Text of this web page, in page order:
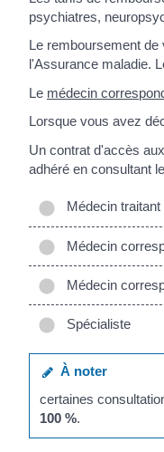
psychiatres,
Le remboursement
l'Assurance maladie.
Le médecin
Lorsque vous avez
Un contrat d'accès
adhéré en consultant le
Médecin traitant
Médecin
Médecin
Spécialiste
À noter
certaines
100 %.